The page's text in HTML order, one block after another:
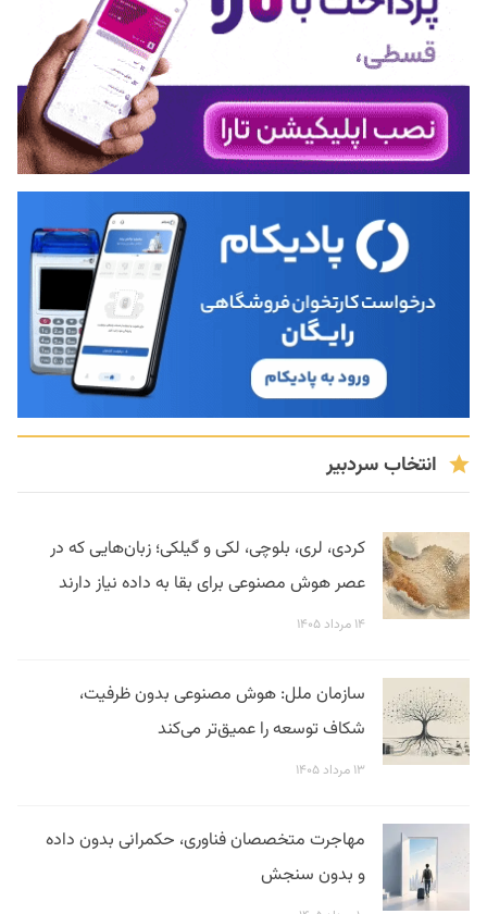
انتخاب سردبیر
کردی، لری، بلوچی، لکی و گیلکی؛ زبان‌هایی که در
عصر هوش مصنوعی برای بقا به داده نیاز دارند
۱۴ مرداد ۱۴۰۵
سازمان ملل: هوش مصنوعی بدون ظرفیت،
شکاف توسعه را عمیق‌تر می‌کند
۱۳ مرداد ۱۴۰۵
مهاجرت متخصصان فناوری، حکمرانی بدون داده
و بدون سنجش